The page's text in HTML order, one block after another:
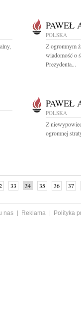
PAWEŁ
POLSKA
Z ogromnym
wiadomość o
Prezydenta...
PAWEŁ
POLSKA
Z
ogromnej
33 34 35 36
37
nas Reklama
Polityka